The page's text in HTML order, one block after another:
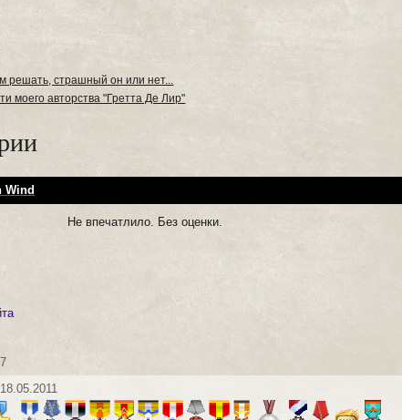
решать, страшный он или нет...
моего авторства "Гретта Де Лир"
Wind
Не впечатлило. Без оценки.